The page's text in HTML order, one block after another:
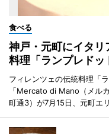
食べる
神戸・元町にイタ
料理「ランプレドッ
フィレンツェの伝統料理「
「Mercato di Mano（メル
町通3）が7月15日、元町エ